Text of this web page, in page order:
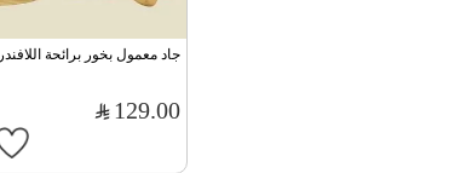
جاد معمول بخور برائحة اللافندر
129.00